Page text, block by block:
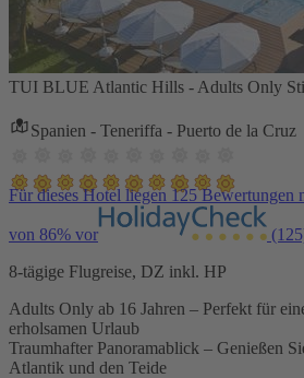
TUI BLUE Atlantic Hills - Adults Only
Spanien - Teneriffa - Puerto de la Cruz
Für dieses Hotel liegen 125 Bewertungen
von 86% vor
8-tägige Flugreise, DZ inkl. HP
Adults Only ab 16 Jahren – Perfekt für
erholsamen Urlaub
Traumhafter Panoramablick – Genießen
Atlantik und den Teide